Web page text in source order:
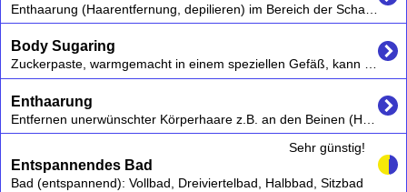
Body Sugaring
Zuckerpaste, warmgemacht in einem speziellen Gefäß, kann an jeder Stelle bei Mann und Frau punktgenau aufgetragen werden.
Enthaarung
Entspannendes Bad
Sehr günstig!
Bad (entspannend): Vollbad, Dreiviertelbad, Halbbad, Sitzbad